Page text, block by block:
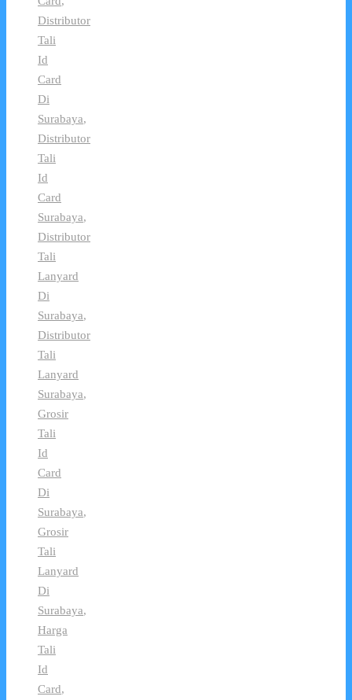
Distributor
Tali
Id
Card
Di
Surabaya,
Distributor
Tali
Id
Card
Surabaya,
Distributor
Tali
Lanyard
Di
Surabaya,
Distributor
Tali
Lanyard
Surabaya,
Grosir
Tali
Id
Card
Di
Surabaya,
Grosir
Tali
Lanyard
Di
Surabaya,
Harga
Tali
Id
Card,